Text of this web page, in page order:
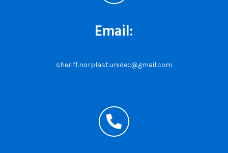
Email:
sheriff.norplast.unidec@gmail.com